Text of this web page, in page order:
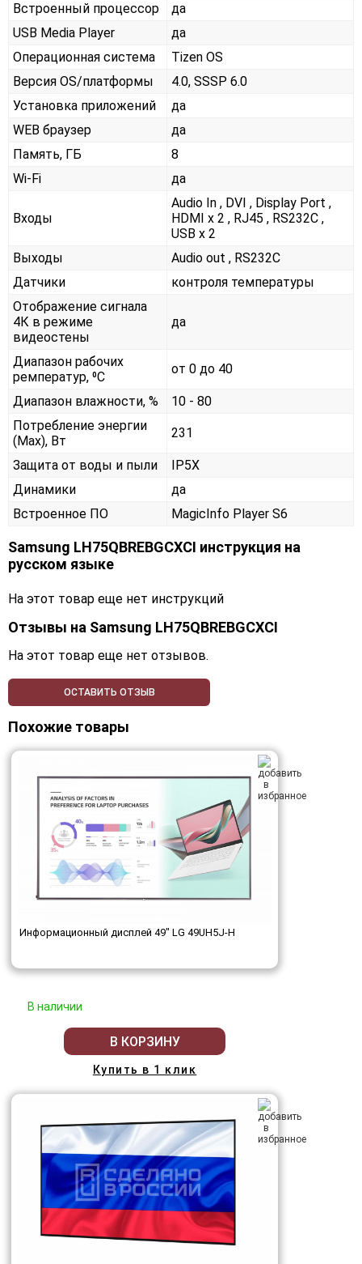
Встроенный процессор
да
USB Media Player
да
Операционная система
Tizen OS
Версия OS/платформы
4.0, SSSP 6.0
Установка приложений
да
WEB браузер
да
Память, ГБ
8
Wi-Fi
да
Входы
Audio In , DVI , Display Port ,
HDMI x 2 , RJ45 , RS232С ,
USB x 2
Выходы
Audio out , RS232С
Датчики
контроля температуры
Отображение сигнала
4К в режиме
видеостены
да
Диапазон рабочих
ремператур, ⁰С
от 0 до 40
Диапазон влажности, %
10 - 80
Потребление энергии
(Max), Вт
231
Защита от воды и пыли
IP5X
Динамики
да
Встроенное ПО
MagicInfo Player S6
Samsung LH75QBREBGCXCI инструкция на
русском языке
На этот товар еще нет инструкций
Отзывы на Samsung LH75QBREBGCXCI
На этот товар еще нет отзывов.
ОСТАВИТЬ ОТЗЫВ
Похожие товары
Информационный дисплей 49" LG 49UH5J-H
В наличии
В КОРЗИНУ
Купить в 1 клик